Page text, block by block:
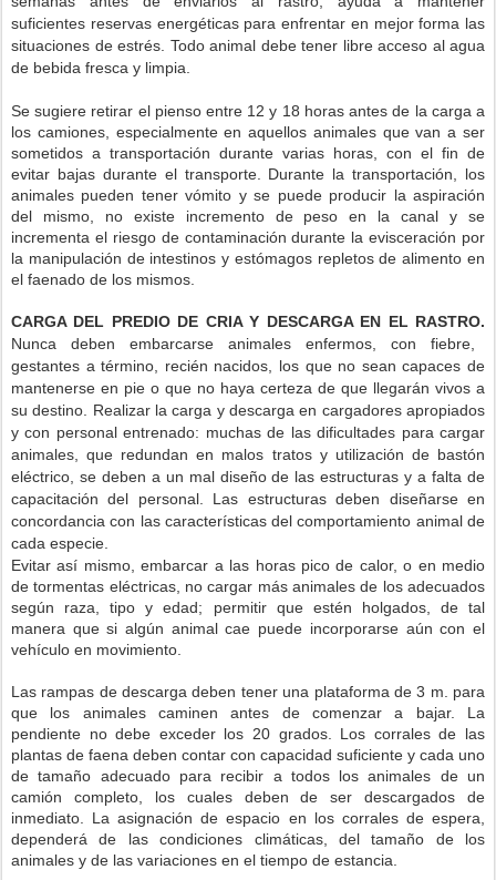
suficientes reservas energéticas para enfrentar en mejor forma las
situaciones de estrés. Todo animal debe tener libre acceso al agua
de bebida fresca y limpia.
Se sugiere retirar el pienso entre 12 y 18 horas antes de la carga a
los camiones, especialmente en aquellos animales que van a ser
sometidos a transportación durante varias horas, con el fin de
evitar bajas durante el transporte. Durante la transportación, los
animales pueden tener vómito y se puede producir la aspiración
del mismo, no existe incremento de peso en la canal y se
incrementa el riesgo de contaminación durante la evisceración por
la manipulación de intestinos y estómagos repletos de alimento en
el faenado de los mismos.
CARGA DEL PREDIO DE CRIA Y DESCARGA EN EL RASTRO.
Nunca deben embarcarse animales enfermos, con fiebre,
gestantes a término, recién nacidos, los que no sean capaces de
mantenerse en pie o que no haya certeza de que llegarán vivos a
su destino. Realizar la carga y descarga en cargadores apropiados
y con personal entrenado: muchas de las dificultades para cargar
animales, que redundan en malos tratos y utilización de bastón
eléctrico, se deben a un mal diseño de las estructuras y a falta de
capacitación del personal. Las estructuras deben diseñarse en
concordancia con las características del comportamiento animal de
cada especie.
Evitar así mismo, embarcar a las horas pico de calor, o en medio
de tormentas eléctricas, no cargar más animales de los adecuados
según raza, tipo y edad; permitir que estén holgados, de tal
manera que si algún animal cae puede incorporarse aún con el
vehículo en movimiento.
Las rampas de descarga deben tener una plataforma de 3 m. para
que los animales caminen antes de comenzar a bajar. La
pendiente no debe exceder los 20 grados. Los corrales de las
plantas de faena deben contar con capacidad suficiente y cada uno
de tamaño adecuado para recibir a todos los animales de un
camión completo, los cuales deben de ser descargados de
inmediato. La asignación de espacio en los corrales de espera,
dependerá de las condiciones climáticas, del tamaño de los
animales y de las variaciones en el tiempo de estancia.